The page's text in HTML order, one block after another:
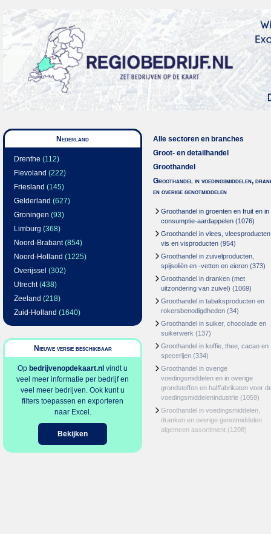
Nederland
Drenthe (112)
Flevoland (222)
Friesland (145)
Gelderland (627)
Groningen (93)
Limburg (368)
Noord-Brabant(854)
Noord-Holland (1225)
Overijssel (302)
Utrecht(438)
Zeeland (218)
Zuid-Holland (1640)
Nieuwe versie beschikbaar
Op bedrijvenopdekaart.nl vindt u
veel meer informatie per bedrijf en
veel meer bedrijven. Ook kunt u
filters toepassen en exporteren
naar Excel.
Bekijken
Alle sectoren en branches
Groot- en detailhandel
Groothandel
Groothandel in voedingsmiddelen,
en overige genotmiddelen
Groothandel in groenten en fruit en in
consumptie-aardappelen (1076)
Groothandel in vlees,
vis en visproducten (954)
Groothandel in zuivelproducten,
spijsoliën en -vetten en eieren (373)
Groothandel in dranken (met
uitzondering van zuivel) (1069)
Groothandel in tabaksproducten en
rokersbenodigdheden (34)
Groothandel in suiker, chocolade en
suikerwerk (137)
Groothandel in koffie, thee, cacao en
specerijen (334)
Groothandel in overige
voedingsmiddelen en in overige
grondstoffen en halffabrikaten voor
voedingsmiddelenindustrie (1059)
Groothandel in voedingsmiddelen,
dranken en overige genotmiddelen
algemeen assortiment (1208)